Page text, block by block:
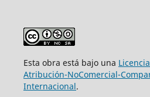
Esta obra está bajo una
Atribución-NoComercial-
Internacional.